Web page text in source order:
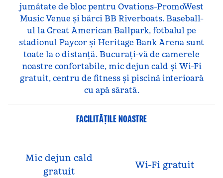
jumătate de bloc pentru Ovations-PromoWest
Music Venue și bărci BB Riverboats. Baseball-
ul la Great American Ballpark, fotbalul pe
stadionul Paycor și Heritage Bank Arena sunt
toate la o distanță. Bucurați-vă de camerele
noastre confortabile, mic dejun cald și Wi-Fi
gratuit, centru de fitness și piscină interioară
cu apă sărată.
FACILITĂŢILE NOASTRE
Mic dejun cald
gratuit
Wi-Fi gratuit